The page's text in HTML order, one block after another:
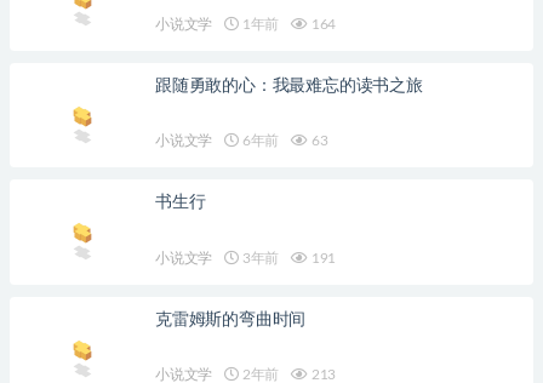
小说文学 1年前 164
跟随勇敢的心：我最难忘的读书之旅
小说文学 6年前 63
书生行
小说文学 3年前 191
克雷姆斯的弯曲时间
小说文学 2年前 213